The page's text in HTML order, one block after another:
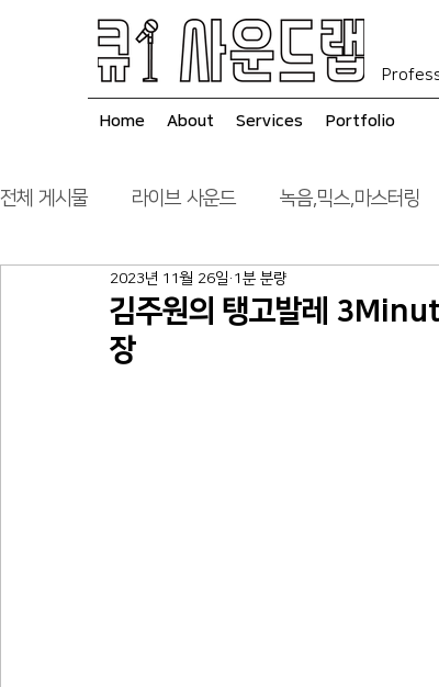
Home About Services Portfolio
전체 게시물 라이브 사운드 녹음,믹스,마스터링
음향 시스템 컨설팅 시공
김주원의 탱고발레
장
2023년 11월 26일 1분 분량